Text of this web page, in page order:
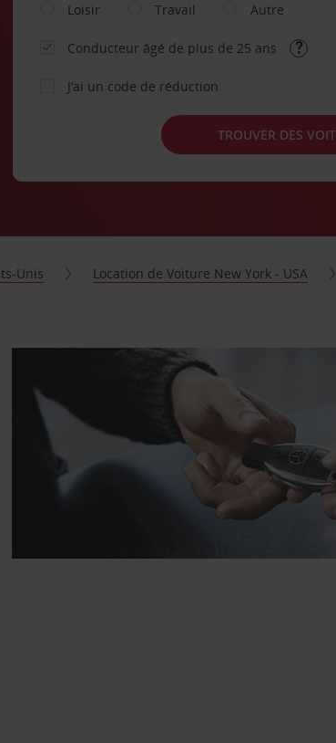
Loisir
Travail Autre
Conducteur âgé de plus de 25 ans
J’ai un code de réduction
TROUVER DES
Unis Location de Voiture New York - USA